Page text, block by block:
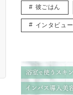
彼ごはん
インタビュー